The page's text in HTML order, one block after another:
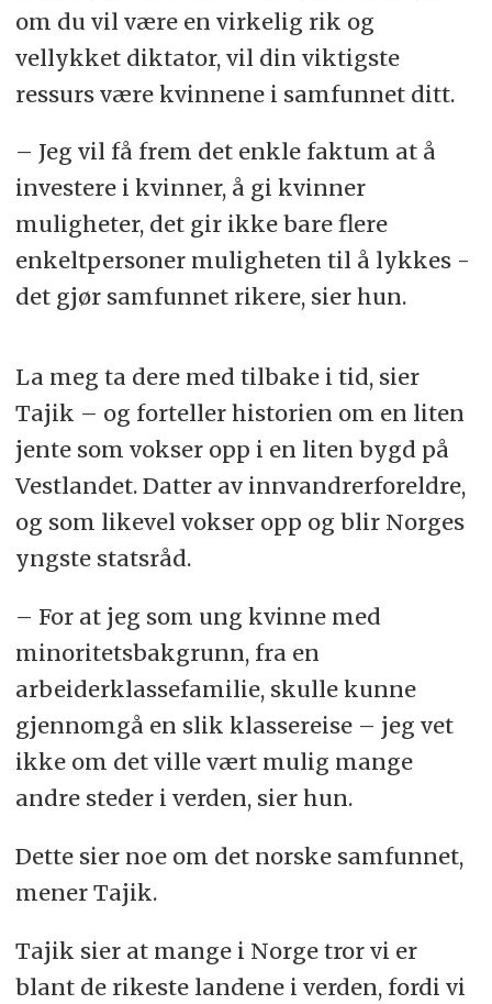
om du vil være en virkelig rik og
vellykket diktator, vil din viktigste
ressurs være kvinnene i samfunnet ditt.
– Jeg vil få frem det enkle faktum at å
investere i kvinner, å gi kvinner
muligheter, det gir ikke bare flere
enkeltpersoner muligheten til å lykkes -
det gjør samfunnet rikere, sier hun.
La meg ta dere med tilbake i tid, sier
Tajik – og forteller historien om en liten
jente som vokser opp i en liten bygd på
Vestlandet. Datter av innvandrerforeldre,
og som likevel vokser opp og blir Norges
yngste statsråd.
– For at jeg som ung kvinne med
minoritetsbakgrunn, fra en
arbeiderklassefamilie, skulle kunne
gjennomgå en slik klassereise – jeg vet
ikke om det ville vært mulig mange
andre steder i verden, sier hun.
Dette sier noe om det norske samfunnet,
mener Tajik.
Tajik sier at mange i Norge tror vi er
blant de rikeste landene i verden, fordi vi